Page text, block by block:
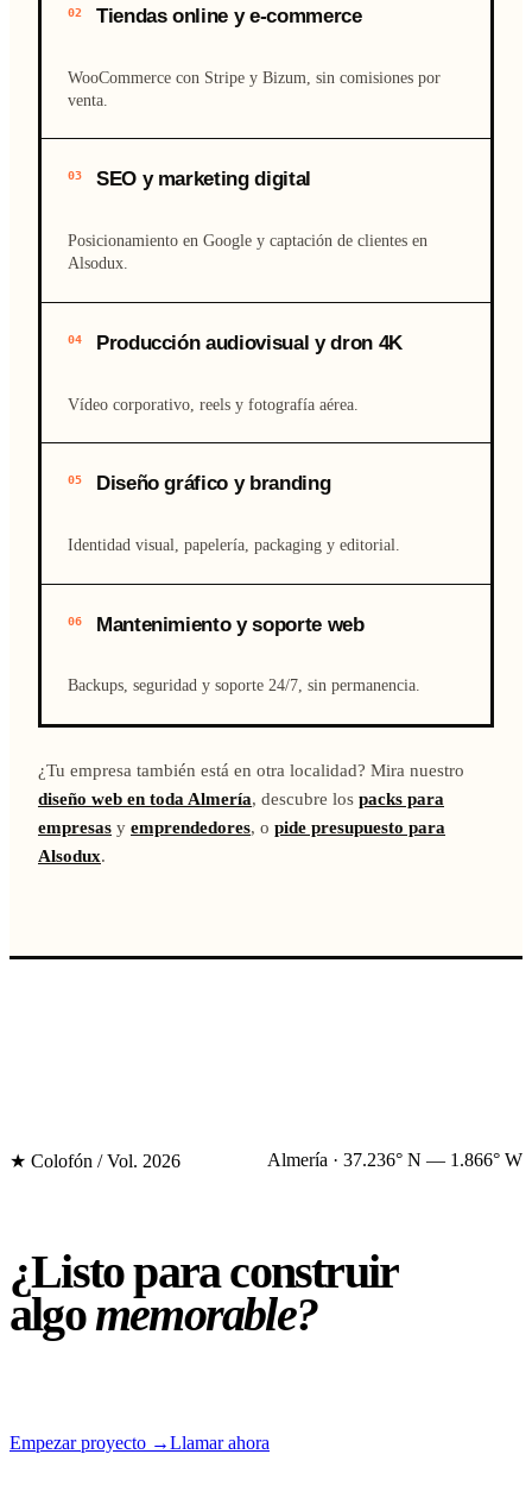
02 Tiendas online y e-commerce
WooCommerce con Stripe y Bizum, sin comisiones por
venta.
03 SEO y marketing digital
Posicionamiento en Google y captación de clientes en
Alsodux.
04 Producción audiovisual y dron 4K
Vídeo corporativo, reels y fotografía aérea.
05 Diseño gráfico y branding
Identidad visual, papelería, packaging y editorial.
06 Mantenimiento y soporte web
Backups, seguridad y soporte 24/7, sin permanencia.
¿Tu empresa también está en otra localidad? Mira nuestro
diseño web en toda Almería, descubre los packs para
empresas y emprendedores, o pide presupuesto para
Alsodux.
★ Colofón / Vol. 2026 Almería · 37.236° N — 1.866° W
¿Listo paraconstruir
algomemorable?
Empezar proyecto →Llamar ahora